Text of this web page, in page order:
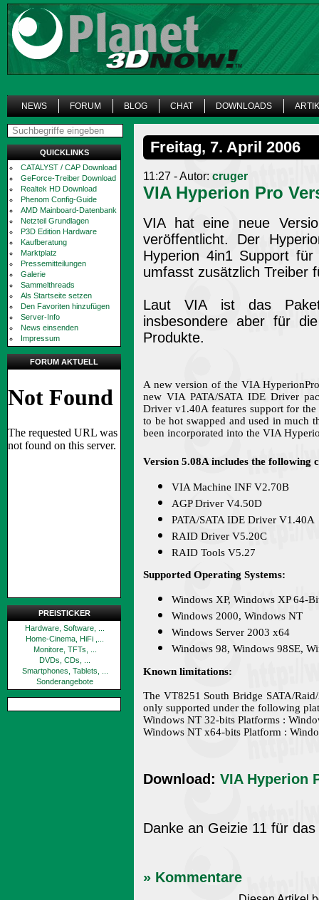
NEWS FORUM BLOG CHAT DOWNLOADS
QUICKLINKS
CATALYST / CAP Download
GeForce-Treiber Download
Realtek HD Download
Phenom Config-Guide
AMD Mainboard-Datenbank
Netzteil Grundlagen
P3D Edition Hardware
Kaufberatung
Marktplatz
Pressemitteilungen
Galerie
Sammelthreads
Als Startseite setzen
Den Favoriten hinzufügen
Server-Info
News einsenden
Impressum
FORUM AKTUELL
PREISTICKER
Hardware, Software, ...
Home-Cinema, HiFi ,...
Monitore, TFTs, ...
DVDs, CDs, ...
Smartphones, Tablets, ...
Sonderangebote
Freitag, 7. April 2006
11:27 - Autor: cruger
VIA Hyperion Pro
VIA hat eine neue
veröffentlicht. Der
Hyperion 4in1 Support
umfasst zusätzlich Treiber
Laut VIA ist das
insbesondere aber für
Produkte.
A new version of the VIA
new VIA PATA/SATA IDE Driver
Driver v1.40A features support for
to be hot swapped and used in much
been incorporated into the VIA
Version 5.08A includes the following
VIA Machine INF V2.70B
AGP Driver V4.50D
PATA/SATA IDE Driver V1.40A
RAID Driver V5.20C
RAID Tools V5.27
Supported Operating Systems:
Windows XP, Windows XP 64-
Windows 2000, Windows NT
Windows Server 2003 x64
Windows 98, Windows 98SE,
Known limitations:
The VT8251 South Bridge SATA/
only supported under the following
Windows NT 32-bits Platforms :
Windows NT x64-bits Platform :
Download: VIA Hyperion
Danke an Geizie 11 für
» Kommentare